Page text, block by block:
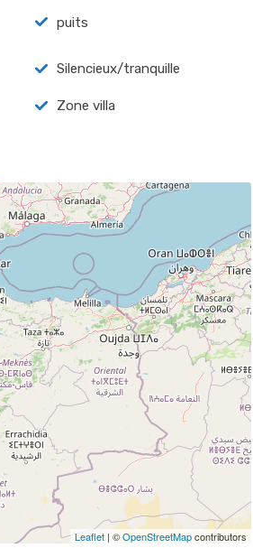
puits
Silencieux/tranquille
Zone villa
Leaflet| ©OpenStreetMapcontributors